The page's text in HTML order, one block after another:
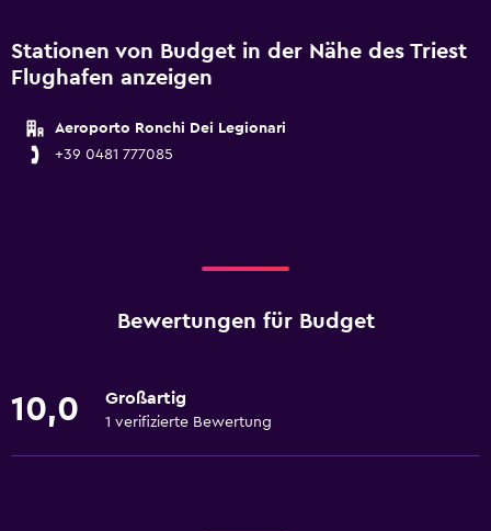
Stationen von Budget in der Nähe des Triest
Flughafen anzeigen
Aeroporto Ronchi Dei Legionari
+39 0481 777085
Bewertungen für Budget
10,0 Großartig
1 verifizierte Bewertung